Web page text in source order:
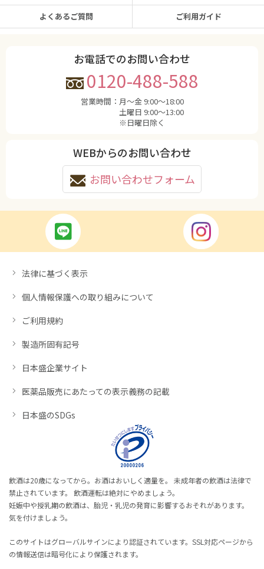
よくあるご質問 ご利用ガイド
お電話でのお問い合わせ
0120-488-588
営業時間： 月〜金 9:00〜18:00
土曜日 9:00〜13:00
※日曜日除く
WEBからのお問い合わせ
お問い合わせフォーム
法律に基づく表示
個人情報保護への取り組みについて
ご利用規約
製造所固有記号
日本盛企業サイト
医薬品販売にあたっての表示義務の記載
日本盛のSDGs
飲酒は20歳になってから。お酒はおいしく適量を。 未成年者の飲酒は法律で
禁止されています。 飲酒運転は絶対にやめましょう。
妊娠中や授乳期の飲酒は、胎児・乳児の発育に影響するおそれがあります。
気を付けましょう。
このサイトはグローバルサインにより認証されています。SSL対応ページから
の情報送信は暗号化により保護されます。